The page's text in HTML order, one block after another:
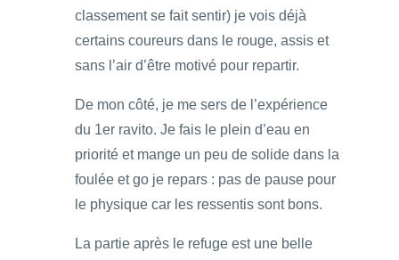
classement se fait sentir) je vois déjà
certains coureurs dans le rouge, assis et
sans l’air d’être motivé pour repartir.
De mon côté, je me sers de l’expérience
du 1er ravito. Je fais le plein d’eau en
priorité et mange un peu de solide dans la
foulée et go je repars : pas de pause pour
le physique car les ressentis sont bons.
La partie après le refuge est une belle